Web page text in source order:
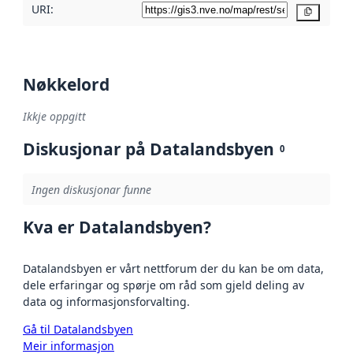
URI:
Nøkkelord
Ikkje oppgitt
Diskusjonar på Datalandsbyen 0
Ingen diskusjonar funne
Kva er Datalandsbyen?
Datalandsbyen er vårt nettforum der du kan be om data,
dele erfaringar og spørje om råd som gjeld deling av
data og informasjonsforvalting.
Gå til Datalandsbyen
Meir informasjon